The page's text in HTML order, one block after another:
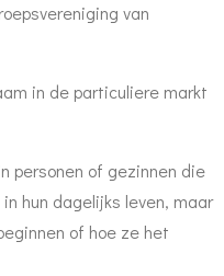
van
in de particuliere markt
personen of gezinnen die
hun dagelijks leven, maar
of hoe ze het